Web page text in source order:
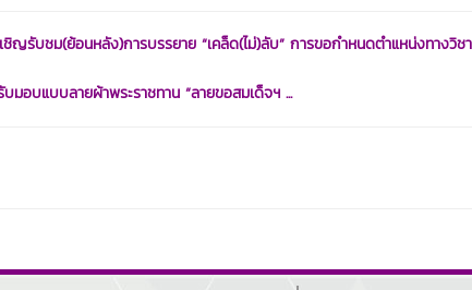
ชิญรับชม(ย้อนหลัง)การบรรยาย “เคล็ด(ไม่)ลับ” การขอกำหนดตำแหน่งทาง
บมอบแบบลายผ้าพระราชทาน “ลายขอสมเด็จฯ ...